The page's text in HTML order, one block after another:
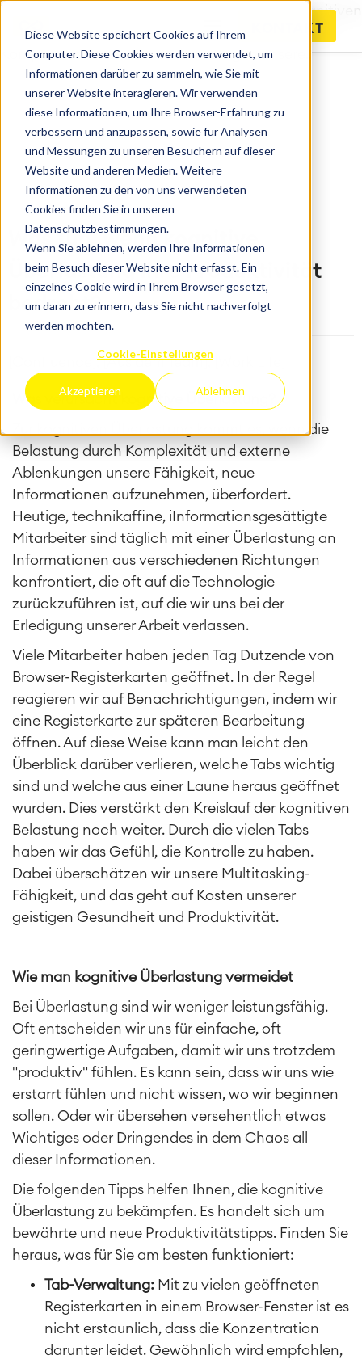
Diese Website speichert Cookies auf Ihrem
Computer. Diese Cookies werden verwendet, um
Informationen darüber zu sammeln, wie Sie mit
unserer Website interagieren. Wir verwenden
diese Informationen, um Ihre Browser-Erfahrung zu
verbessern und anzupassen, sowie für Analysen
und Messungen zu unseren Besuchern auf dieser
Website und anderen Medien. Weitere
Informationen zu den von uns verwendeten
Cookies finden Sie in unseren
Datenschutzbestimmungen.
Wenn Sie ablehnen, werden Ihre Informationen
beim Besuch dieser Website nicht erfasst. Ein
einzelnes Cookie wird in Ihrem Browser gesetzt,
um daran zu erinnern, dass Sie nicht nachverfolgt
werden möchten.
Cookie-Einstellungen
Akzeptieren Ablehnen
KONTAKT
Was verursacht kognitive Überlastung? Zur kognitiven
Überlastung kommt es, wenn die Belastung durch
Komplexität und externe Ablenkungen unsere..
Was tun, wenn kognitive
Überlastung Ihre Produktivität
bedroht?
[Confluence], [Aus dem Team], [Work Life]
Was verursacht kognitive Überlastung?
Zur kognitiven Überlastung kommt es, wenn die
Belastung durch Komplexität und externe
Ablenkungen unsere Fähigkeit, neue
Informationen aufzunehmen, überfordert.
Heutige, technikaffine, iInformationsgesättigte
Mitarbeiter sind täglich mit einer Überlastung an
Informationen aus verschiedenen Richtungen
konfrontiert, die oft auf die Technologie
zurückzuführen ist, auf die wir uns bei der
Erledigung unserer Arbeit verlassen.
Viele Mitarbeiter haben jeden Tag Dutzende von
Browser-Registerkarten geöffnet. In der Regel
reagieren wir auf Benachrichtigungen, indem wir
eine Registerkarte zur späteren Bearbeitung
öffnen. Auf diese Weise kann man leicht den
Überblick darüber verlieren, welche Tabs wichtig
sind und welche aus einer Laune heraus geöffnet
wurden. Dies verstärkt den Kreislauf der kognitiven
Belastung noch weiter. Durch die vielen Tabs
haben wir das Gefühl, die Kontrolle zu haben.
Dabei überschätzen wir unsere Multitasking-
Fähigkeit, und das geht auf Kosten unserer
geistigen Gesundheit und Produktivität.
Wie man kognitive Überlastung vermeidet
Bei Überlastung sind wir weniger leistungsfähig.
Oft entscheiden wir uns für einfache, oft
geringwertige Aufgaben, damit wir uns trotzdem
"produktiv" fühlen. Es kann sein, dass wir uns wie
erstarrt fühlen und nicht wissen, wo wir beginnen
sollen. Oder wir übersehen versehentlich etwas
Wichtiges oder Dringendes in dem Chaos all
dieser Informationen.
Die folgenden Tipps helfen Ihnen, die kognitive
Überlastung zu bekämpfen. Es handelt sich um
bewährte und neue Produktivitätstipps. Finden Sie
heraus, was für Sie am besten funktioniert:
Tab-Verwaltung: Mit zu vielen geöffneten
Registerkarten in einem Browser-Fenster ist es
nicht erstaunlich, dass die Konzentration
darunter leidet. Gewöhnlich wird empfohlen,